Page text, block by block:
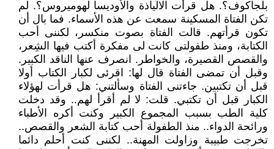
بلجاكوف؟. هل قرأت الالياذة والأوديسا لهوميروس؟. لم
تكن الفتاة المسكينة سمعت عن هذه الأسماء. فما بال أن
تكون قرأتهم. قالت الفتاة بصوت منكسر، لكننى أحب
الكتابة، ومنذ طفولتى كانت لى مفكرة أكتب فيها الشِعر،
والقصص القصيرة، والخواطر. انصرف عنها الناقد الكبير.
وقبل أن تمضى الفتاة قال لها: اقرئى لكبار الكتاب أولا
قبل أن تكتبين. جاءتنى الفتاة وسألتني: هل قرأت لهؤلاء
الكبار قبل أن تكتبي. قلت: لا لم أقرأ لهم.. وقد دخلت
كلية الطب بسبب المجموع الكبير وكنت أكره الأطباء
ورائحة الدواء.. منذ الطفولة أحب كتابة الشعر والقصص..
تخرجت طبيبة وزاولت المهنة.. لكننى كنت أحلم دائما